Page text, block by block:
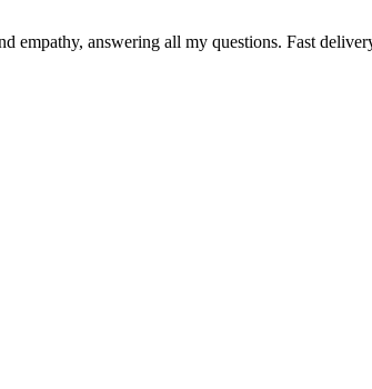
empathy, answering all my questions. Fast